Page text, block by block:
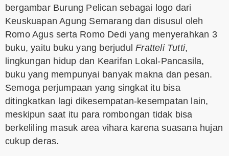
bergambar Burung Pelican sebagai logo dari
Keuskuapan Agung Semarang dan disusul oleh
Romo Agus serta Romo Dedi yang menyerahkan 3
buku, yaitu buku yang berjudulFratteli Tutti,
⁠lingkungan hidup dan ⁠Kearifan Lokal-Pancasila,
buku yang mempunyai banyak makna dan pesan.
Semoga perjumpaan yang singkat itu bisa
ditingkatkan lagi dikesempatan-kesempatan lain,
meskipun saat itu para rombongan tidak bisa
berkeliling masuk area vihara karena suasana hujan
cukup deras.